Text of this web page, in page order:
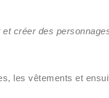
et créer des
les vêtements et